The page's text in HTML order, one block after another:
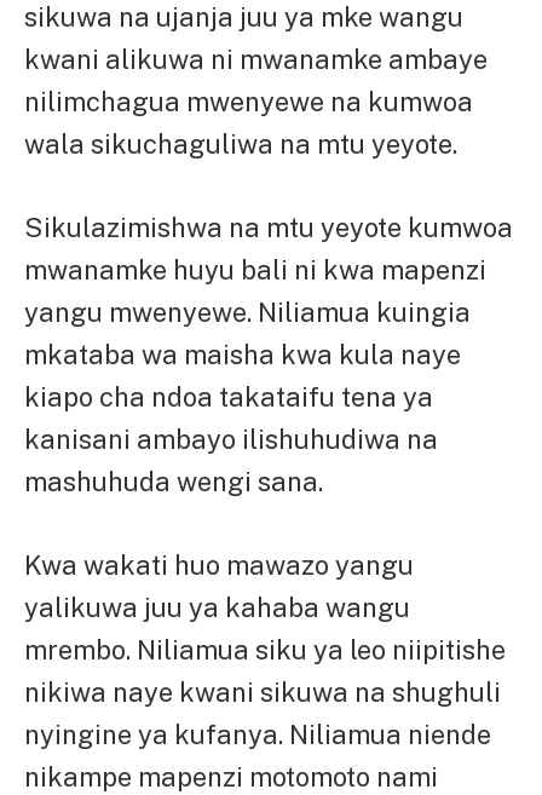
sikuwa na ujanja juu ya mke wangu
kwani alikuwa ni mwanamke ambaye
nilimchagua mwenyewe na kumwoa
wala sikuchaguliwa na mtu yeyote.
Sikulazimishwa na mtu yeyote kumwoa
mwanamke huyu bali ni kwa mapenzi
yangu mwenyewe. Niliamua kuingia
mkataba wa maisha kwa kula naye
kiapo cha ndoa takataifu tena ya
kanisani ambayo ilishuhudiwa na
mashuhuda wengi sana.
Kwa wakati huo mawazo yangu
yalikuwa juu ya kahaba wangu
mrembo. Niliamua siku ya leo niipitishe
nikiwa naye kwani sikuwa na shughuli
nyingine ya kufanya. Niliamua niende
nikampe mapenzi motomoto nami